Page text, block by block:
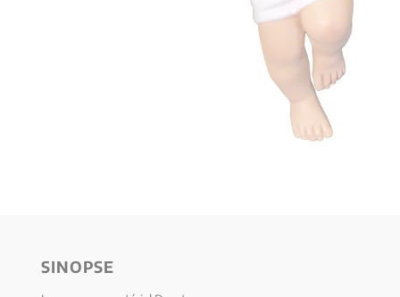
SINOPSE